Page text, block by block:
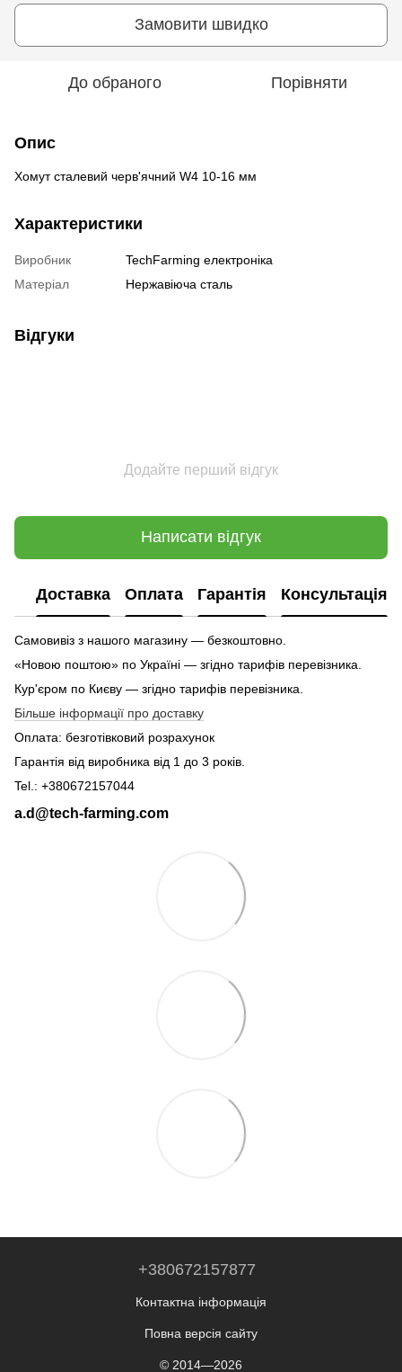
Замовити швидко
До обраного Порівняти
Опис
Хомут сталевий черв'ячний W4 10-16 мм
Характеристики
Виробник
TechFarming електроніка
Матеріал
Нержавіюча сталь
Відгуки
Додайте перший відгук
Написати відгук
Доставка Оплата Гарантія Консультація
Самовивіз з нашого магазину — безкоштовно.
«Новою поштою» по Україні — згідно тарифів перевізника.
Кур'єром по Києву — згідно тарифів перевізника.
Більше інформації про доставку
Оплата: безготівковий розрахунок
Гарантія від виробника від 1 до 3 років.
Tel.: +380672157044
a.d@tech-farming.com
+380672157877
Контактна інформація
Повна версія сайту
© 2014—2026